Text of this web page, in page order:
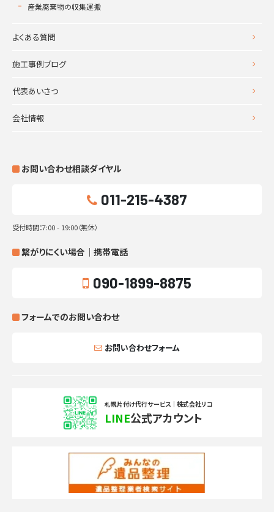
産業廃棄物の収集運搬
よくある質問
施工事例ブログ
代表あいさつ
会社情報
お問い合わせ相談ダイヤル
011-215-4387
受付時間：7:00 - 19:00（無休）
繋がりにくい場合｜携帯電話
090-1899-8875
フォームでのお問い合わせ
お問い合わせフォーム
札幌片付け代行サービス｜株式会社リコ
LINE公式アカウント